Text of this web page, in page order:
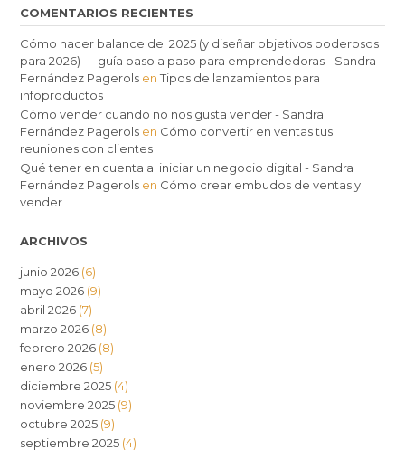
COMENTARIOS RECIENTES
Cómo hacer balance del 2025 (y diseñar objetivos poderosos
para 2026) — guía paso a paso para emprendedoras - Sandra
Fernández Pagerols enTipos de lanzamientos para
infoproductos
Cómo vender cuando no nos gusta vender - Sandra
Fernández Pagerols en Cómo convertir en ventas tus
reuniones con clientes
Qué tener en cuenta al iniciar un negocio digital - Sandra
Fernández Pagerols en Cómo crear embudos de ventas y
vender
ARCHIVOS
junio 2026 (6)
mayo 2026 (9)
abril 2026 (7)
marzo 2026 (8)
febrero 2026 (8)
enero 2026 (5)
diciembre 2025 (4)
noviembre 2025 (9)
octubre 2025 (9)
septiembre 2025 (4)